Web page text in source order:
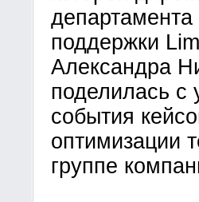
департамента
поддержки
Александра
поделилась с
события
оптимизации
группе